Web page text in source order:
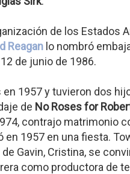
de los Estados
Reagan lo nombró
de junio de 1986.
en 1957 y tuvieron dos
de No Roses for
contrajo matrimonio
en 1957 en una fiesta.
Gavin, Cristina, se
como productora de